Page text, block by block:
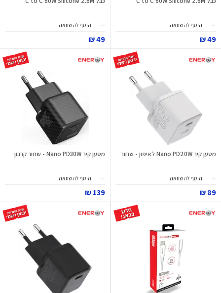
הוסף להשוואה
49 ₪
הוסף להשוואה
49 ₪
מטען קיר Nano PD20W לאיפון - שחור
הוסף להשוואה
89 ₪
מטען קיר Nano PD30W - שחור קרבון
הוסף להשוואה
139 ₪